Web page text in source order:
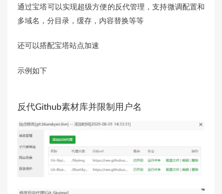
通过宝塔可以实现超级方便的反代管理，支持微调配置和
多域名，分目录，缓存，内容替换等等
还可以搭配宝塔站点加速
示例如下
反代Github素材库并限制用户名